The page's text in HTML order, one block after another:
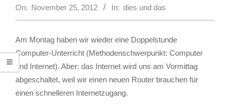
On: November 25, 2012 In: dies und das
Am Montag haben wir wieder eine Doppelstunde
Computer-Unterricht (Methodenschwerpunkt: Computer
und Internet). Aber: das Internet wird uns am Vormittag
abgeschaltet, weil wir einen neuen Router brauchen für
einen schnelleren Internetzugang.